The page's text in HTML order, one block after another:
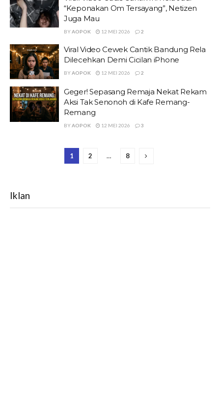
“Keponakan Om Tersayang”, Netizen
Juga Mau
BYAOPOK 12 MEI 2026 2
Viral Video Cewek Cantik Bandung Rela
Dilecehkan Demi Cicilan iPhone
BYAOPOK 12 MEI 2026 2
Geger! Sepasang Remaja Nekat Rekam
Aksi Tak Senonoh di Kafe Remang-
Remang
BYAOPOK 12 MEI 2026 3
1 2 … 8
Iklan